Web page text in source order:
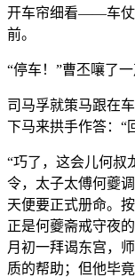
开车帘细看——车仗
前。
“停车！”曹丕嚷了
司马孚就策马跟在
下马来拱手作答：“
“巧了，这会儿何叔
令，太子太傅何夔
天便要正式册命。
正是何夔斋戒守夜
月初一拜谒东宫，
质的帮助；但他毕